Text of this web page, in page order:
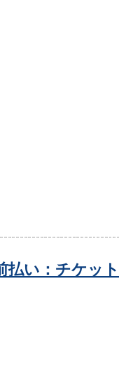
払い：チケッ